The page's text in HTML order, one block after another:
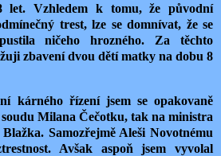
let. Vzhledem k tomu, že původní
trest, lze se domnívat, že se
ničeho hrozného. Za těchto
zbavení dvou dětí matky na dobu 8
kárného řízení jsem se opakovaně
Milana Čečotku, tak na ministra
Samozřejmě Aleši Novotnému
Avšak aspoň jsem vyvolal